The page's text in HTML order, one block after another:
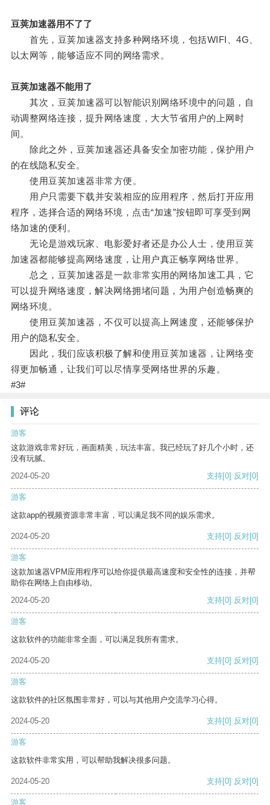
豆荚加速器用不了了
首先，豆荚加速器支持多种网络环境，包括WIFI、4G、
以太网等，能够适应不同的网络需求。
豆荚加速器不能用了
其次，豆荚加速器可以智能识别网络环境中的问题，自
动调整网络连接，提升网络速度，大大节省用户的上网时
间。
除此之外，豆荚加速器还具备安全加密功能，保护用户
的在线隐私安全。
使用豆荚加速器非常方便。
用户只需要下载并安装相应的应用程序，然后打开应用
程序，选择合适的网络环境，点击“加速”按钮即可享受到网
络加速的便利。
无论是游戏玩家、电影爱好者还是办公人士，使用豆荚
加速器都能够提高网络速度，让用户真正畅享网络世界。
总之，豆荚加速器是一款非常实用的网络加速工具，它
可以提升网络速度，解决网络拥堵问题，为用户创造畅爽的
网络环境。
使用豆荚加速器，不仅可以提高上网速度，还能够保护
用户的隐私安全。
因此，我们应该积极了解和使用豆荚加速器，让网络变
得更加畅通，让我们可以尽情享受网络世界的乐趣。
#3#
评论
游客
这款游戏非常好玩，画面精美，玩法丰富。我已经玩了好几个小时，还
没有玩腻。
2024-05-20
支持[0] 反对[0]
游客
这款app的视频资源非常丰富，可以满足我不同的娱乐需求。
2024-05-20 支持[0] 反对[0]
游客
这款加速器VPM应用程序可以给你提供最高速度和安全性的连接，并帮
助你在网络上自由移动。
2024-05-20
支持[0] 反对[0]
游客
这款软件的功能非常全面，可以满足我所有需求。
2024-05-20 支持[0] 反对[0]
游客
这款软件的社区氛围非常好，可以与其他用户交流学习心得。
2024-05-20 支持[0] 反对[0]
游客
这款软件非常实用，可以帮助我解决很多问题。
2024-05-20 支持[0] 反对[0]
游客